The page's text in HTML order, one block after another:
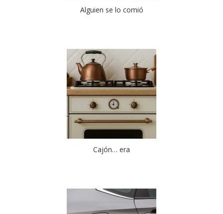
Alguien se lo comió
Cajón… era